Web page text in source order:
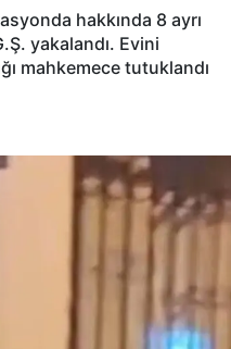
hakkında 8 ayrı
yakalandı. Evini
mahkemece tutuklandı